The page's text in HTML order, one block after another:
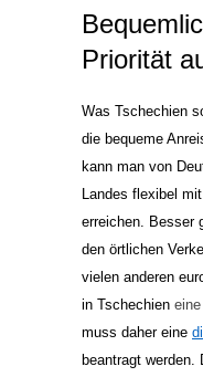
Priorität
Was Tschechien
die bequeme
kann man von
Landes flexibel
erreichen. Besser
den örtlichen
vielen anderen
in Tschechien
muss daher eine
beantragt werden.